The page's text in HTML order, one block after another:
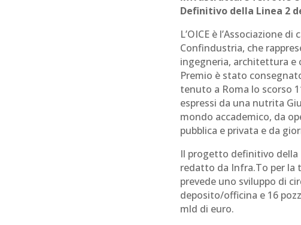
Definitivo della Linea 2
L’OICE è l’Associazione
Confindustria, che
ingegneria, architettura e
Premio è stato
tenuto a Roma lo scorso
espressi da una nutrita
mondo accademico, da
pubblica e privata e da
Il progetto definitivo
redatto da Infra.To per la
prevede uno sviluppo di
deposito/officina e 16
mld di euro.